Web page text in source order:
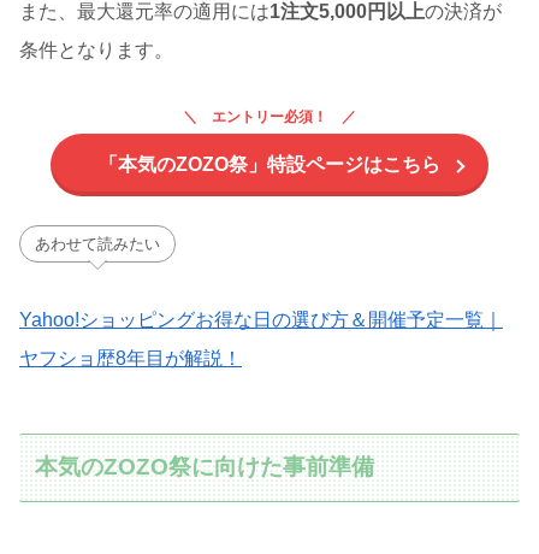
また、最大還元率の適用には1注文5,000円以上の決済が
条件となります。
エントリー必須！
「本気のZOZO祭」特設ページはこちら
あわせて読みたい
Yahoo!ショッピングお得な日の選び方＆開催予定一覧｜
ヤフショ歴8年目が解説！
本気のZOZO祭に向けた事前準備